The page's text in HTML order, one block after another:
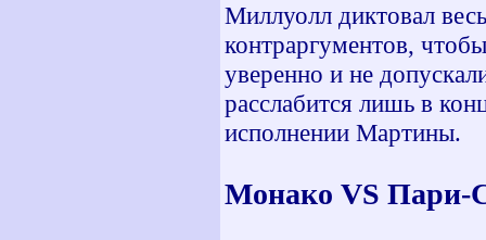
Миллуолл диктовал
контраргументов,
уверенно и не
расслабится лишь в
исполнении Мартины.
Монако VS Пари-